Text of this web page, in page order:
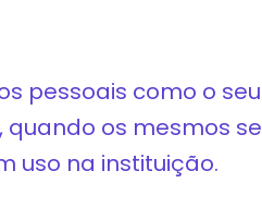
pessoais como o
os mesmos
uso na instituição.